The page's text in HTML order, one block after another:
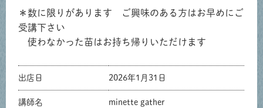
＊数に限りがあります ご興味のある方はお早めにご
受講下さい
使わなかった苗はお持ち帰りいただけます
出店日 2026年1月31日
講師名 minette gather